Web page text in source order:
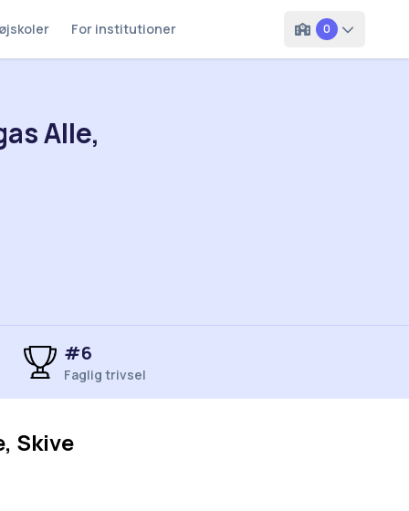
For institutioner 0
Alle,
#6
Faglig trivsel
Skive